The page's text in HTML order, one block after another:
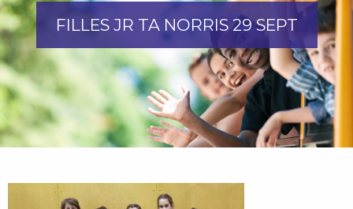
FILLES JR TA NORRIS 29 SEPT